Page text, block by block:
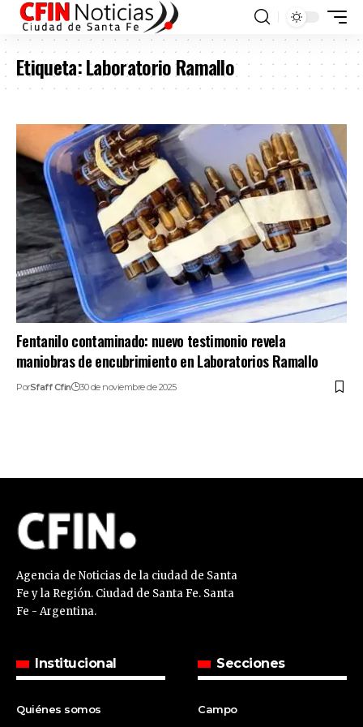
Etiqueta:Laboratorio Ramallo
Fentanilo contaminado: nuevo testimonio revela
maniobras de encubrimiento en Laboratorios Ramallo
PorSfaff Cfin 30 de noviembre de 2025
Agencia de Noticias de la ciudad de Santa
Fe y la Región. Ciudad de Santa Fe. Santa
Fe - Argentina.
Institucional
Quiénes somos
Secciones
Campo